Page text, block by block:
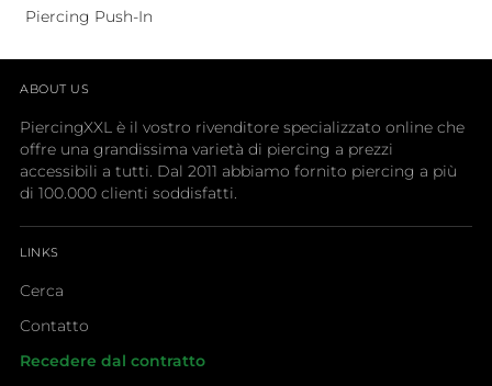
Piercing Push-In
ABOUT US
PiercingXXL è il vostro rivenditore specializzato online che
offre una grandissima varietà di piercing a prezzi
accessibili a tutti. Dal 2011 abbiamo fornito piercing a più
di 100.000 clienti soddisfatti.
LINKS
Cerca
Contatto
Recedere dal contratto